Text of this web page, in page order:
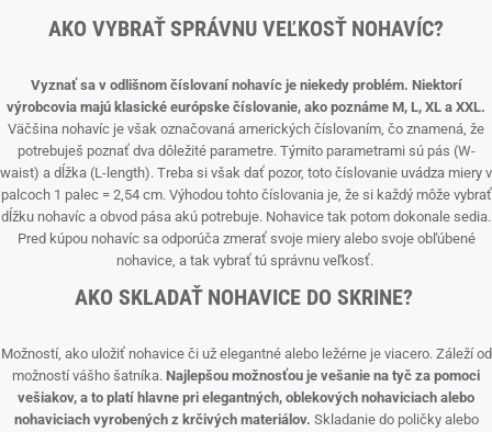
AKO VYBRAŤ SPRÁVNU VEĽKOSŤ NOHAVÍC?
Vyznať sa v odlišnom číslovaní nohavíc je niekedy problém. Niektorí
výrobcovia majú klasické európske číslovanie, ako poznáme M, L, XL a XXL.
Väčšina nohavíc je však označovaná amerických číslovaním, čo znamená, že
potrebuješ poznať dva dôležité parametre. Týmito parametrami sú pás (W-
waist) a dĺžka (L-length). Treba si však dať pozor, toto číslovanie uvádza miery v
palcoch 1 palec = 2,54 cm. Výhodou tohto číslovania je, že si každý môže vybrať
dĺžku nohavíc a obvod pása akú potrebuje. Nohavice tak potom dokonale sedia.
Pred kúpou nohavíc sa odporúča zmerať svoje miery alebo svoje obľúbené
nohavice, a tak vybrať tú správnu veľkosť.
AKO SKLADAŤ NOHAVICE DO SKRINE?
Možností, ako uložiť nohavice či už elegantné alebo ležérne je viacero. Záleží od
možností vášho šatníka. Najlepšou možnosťou je vešanie na tyč za pomoci
vešiakov, a to platí hlavne pri elegantných, oblekových nohaviciach alebo
nohaviciach vyrobených z krčivých materiálov. Skladanie do poličky alebo